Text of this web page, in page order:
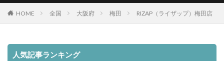
HOME 全国 大阪府 梅田 RIZAP（ライザップ）梅田店
人気記事ランキング